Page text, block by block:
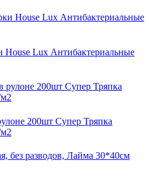
Lux Антибактериальные
200шт Супер Тряпка